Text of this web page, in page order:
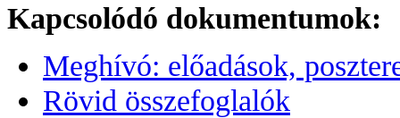
Kapcsolódó dokumentumok:
Meghívó: előadások,
Rövid összefoglalók